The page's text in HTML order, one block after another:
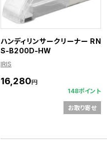
ハンディリンサークリーナー RN
S-B200D-HW
IRIS
16,280円
148ポイント
お取り寄せ